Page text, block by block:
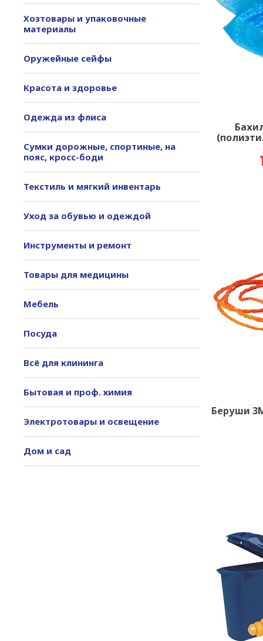
Хозтовары и упаковочные
материалы
Оружейные сейфы
Красота и здоровье
Одежда из флиса
Сумки дорожные, спортиные, на
пояс, кросс-боди
Текстиль и мягкий инвентарь
Уход за обувью и одеждой
Инструменты и ремонт
Товары для медицины
Мебель
Посуда
Всё для клининга
Бытовая и проф. химия
Электротовары и освещение
Дом и сад
Беруши